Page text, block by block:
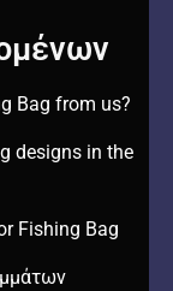
Bag from us?
designs in the
Fishing Bag